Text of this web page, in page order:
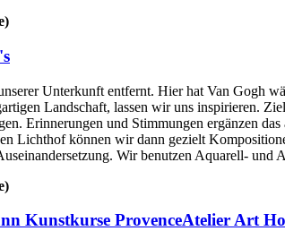
Unterkunft entfernt. Hier hat Van Gogh
Landschaft, lassen wir uns inspirieren.
Erinnerungen und Stimmungen ergänzen
Lichthof können wir dann gezielt
Wir benutzen Aquarell-
Atelier Art